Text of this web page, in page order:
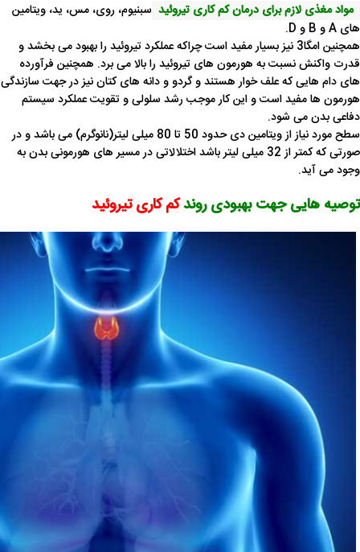
مواد مغذی لازم برای درمان کم کاری تیروئید سبنیوم، روی، مس، ید، ویتامین
های A و B و D.
همچنین امگا3 نیز بسیار مفید است چراکه عملکرد تیروئید را بهبود می بخشد و
قدرت واکنش نسبت به هورمون های تیروئید را بالا می برد. همچنین فرآورده
های دام هایی که علف خوار هستند و گردو و دانه های کتان نیز در جهت سازندگی
هورمون ها مفید است و این کار موجب رشد سلولی و تقویت عملکرد سیستم
دفاعی بدن می شود.
سطح مورد نیاز از ویتامین دی حدود 50 تا 80 میلی لیتر(نانوگرم) می باشد و در
صورتی که کمتر از 32 میلی لیتر باشد اختلالاتی در مسیر های هورمونی بدن به
وجود می آید.
توصیه هایی جهت بهبودی روندکم کاری تیروئید